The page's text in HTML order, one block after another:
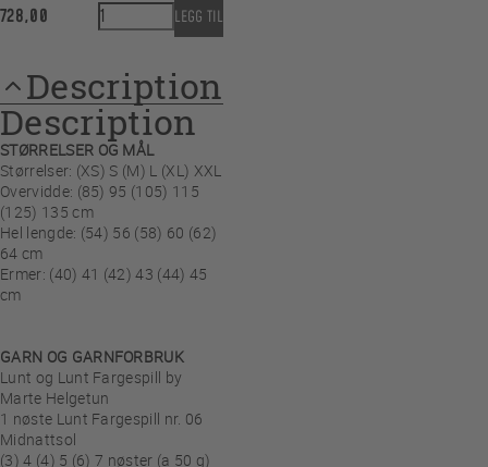
728,00 Basic Genser i Fargespill quantity
LEGG TIL
Description
Description
STØRRELSER OG MÅL
Størrelser: (XS) S (M) L (XL) XXL
Overvidde: (85) 95 (105) 115
(125) 135 cm
Hel lengde: (54) 56 (58) 60 (62)
64 cm
Ermer: (40) 41 (42) 43 (44) 45
cm
GARN OG GARNFORBRUK
Lunt og Lunt Fargespill by
Marte Helgetun
1 nøste Lunt Fargespill nr. 06
Midnattsol
(3) 4 (4) 5 (6) 7 nøster (a 50 g)